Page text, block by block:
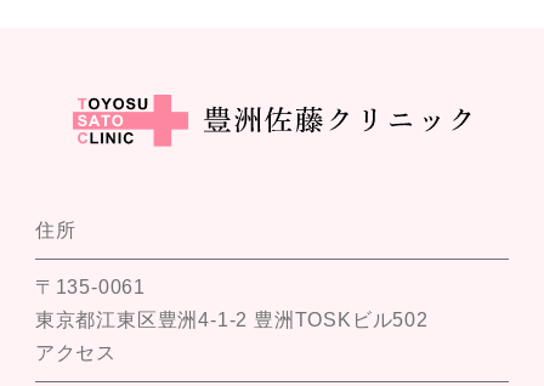
住所
〒135-0061
東京都江東区豊洲4-1-2 豊洲TOSKビル502
アクセス